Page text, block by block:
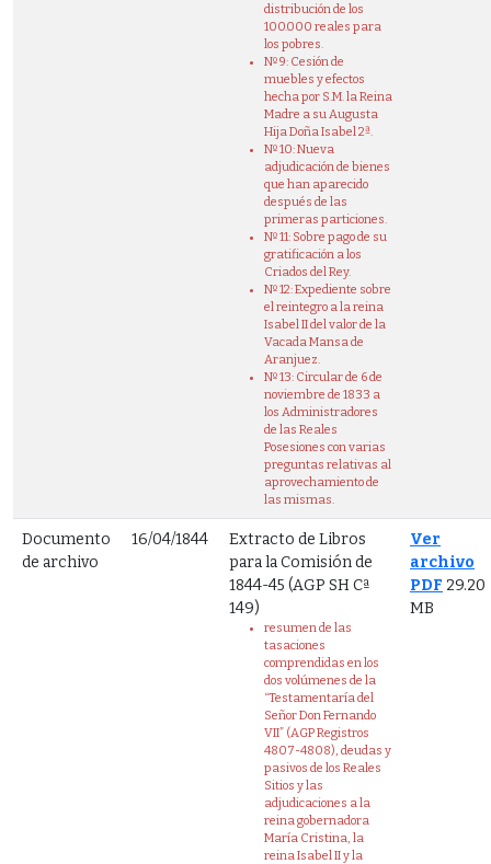
distribución de los
100.000 reales para
los pobres.
Nº 9: Cesión de
muebles y efectos
hecha por S.M. la Reina
Madre a su Augusta
Hija Doña Isabel 2ª.
Nº 10: Nueva
adjudicación de bienes
que han aparecido
después de las
primeras particiones.
Nº 11: Sobre pago de su
gratificación a los
Criados del Rey.
Nº 12: Expediente sobre
el reintegro a la reina
Isabel II del valor de la
Vacada Mansa de
Aranjuez.
Nº 13: Circular de 6 de
noviembre de 1833 a
los Administradores
de las Reales
Posesiones con varias
preguntas relativas al
aprovechamiento de
las mismas.
Documento
de archivo
16/04/1844
Extracto de Libros
para la Comisión de
1844-45 (AGP SH Cª
149)
resumen de las
tasaciones
comprendidas en los
dos volúmenes de la
“Testamentaría del
Señor Don Fernando
VII” (AGP Registros
4807-4808), deudas y
pasivos de los Reales
Sitios y las
adjudicaciones a la
reina gobernadora
María Cristina, la
reina Isabel II y la
Ver
archivo
PDF 29.20
MB